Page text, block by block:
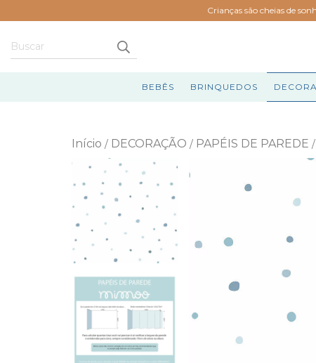
Crianças são cheias de
BEBÊS BRINQUEDOS
Início / DECORAÇÃO / PAPÉIS DE PAREDE /